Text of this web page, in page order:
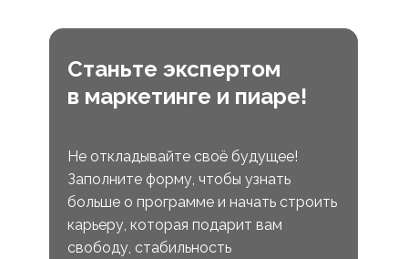
Станьте экспертом
в маркетинге и пиаре!
Не откладывайте своё будущее!
Заполните форму, чтобы узнать
больше о программе и начать строить
карьеру, которая подарит вам
свободу, стабильность